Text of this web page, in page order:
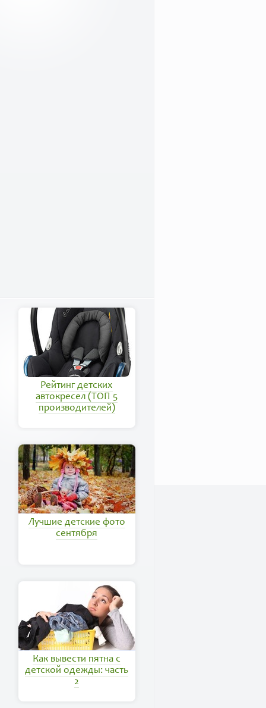
Рейтинг детских
автокресел (ТОП 5
производителей)
Лучшие детские фото
сентября
Как вывести пятна с
детской одежды: часть
2